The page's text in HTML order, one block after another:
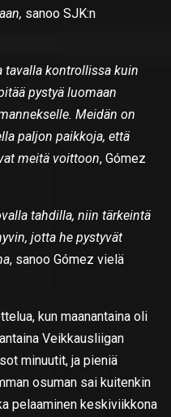
sanoo SJK:n
tavalla kontrollissa kuin
pystyä luomaan
Meidän on
paljon paikkoja, että
meitä voittoon, Gómez
tahdilla, niin tärkeintä
jotta he pystyvät
, sanoo Gómez vielä
kun maanantaina oli
Veikkausliigan
minuutit, ja pieniä
osuman sai kuitenkin
pelaaminen keskiviikkona